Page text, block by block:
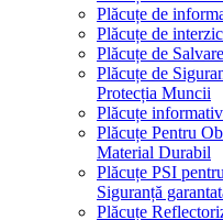
Plăcuțe de
Plăcuțe de
Plăcuțe de
Plăcuțe de
Protecția Muncii
Plăcuțe
Plăcuțe Pentru
Material Durabil
Plăcuțe PSI
Siguranță
Plăcuțe